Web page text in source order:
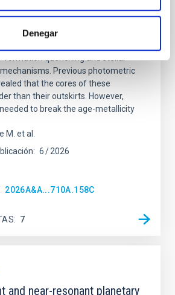
Denegar
stellar populations of massive
formation quenching and stellar
Previous photometric
that the cores of these
than their outskirts. However,
to break the age-metallicity
M. et al.
6 2026
2026A&A...710A.158C
7
and near-resonant planetary